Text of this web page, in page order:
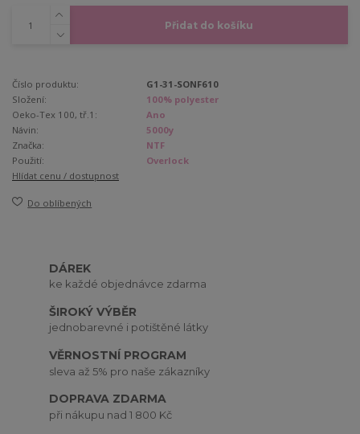
Přidat do košíku
Číslo produktu:
G1-31-SONF610
Složení:
100% polyester
Oeko-Tex 100, tř.1:
Ano
Návin:
5000y
Značka:
NTF
Použití:
Overlock
Hlídat cenu / dostupnost
Do oblíbených
DÁREK
ke každé objednávce zdarma
ŠIROKÝ VÝBĚR
jednobarevné i potištěné látky
VĚRNOSTNÍ PROGRAM
sleva až 5% pro naše zákazníky
DOPRAVA ZDARMA
při nákupu nad 1 800 Kč